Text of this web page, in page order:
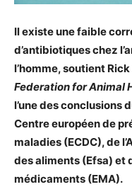
Il existeune faible
d’antibiotiques chez
l’homme, soutient Rick
Federation for Animal
l’une des conclusions
Centre européen de
maladies (ECDC), de
des aliments (Efsa) et
médicaments (EMA).